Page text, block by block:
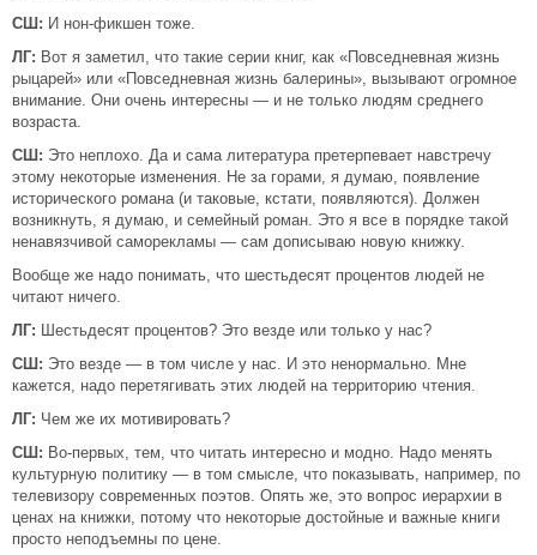
СШ: И нон-фикшен тоже.
ЛГ: Вот я заметил, что такие серии книг, как «Повседневная жизнь
рыцарей» или «Повседневная жизнь балерины», вызывают огромное
внимание. Они очень интересны — и не только людям среднего
возраста.
СШ: Это неплохо. Да и сама литература претерпевает навстречу
этому некоторые изменения. Не за горами, я думаю, появление
исторического романа (и таковые, кстати, появляются). Должен
возникнуть, я думаю, и семейный роман. Это я все в порядке такой
ненавязчивой саморекламы — сам дописываю новую книжку.
Вообще же надо понимать, что шестьдесят процентов людей не
читают ничего.
ЛГ: Шестьдесят процентов? Это везде или только у нас?
СШ: Это везде — в том числе у нас. И это ненормально. Мне
кажется, надо перетягивать этих людей на территорию чтения.
ЛГ: Чем же их мотивировать?
СШ: Во-первых, тем, что читать интересно и модно. Надо менять
культурную политику — в том смысле, что показывать, например, по
телевизору современных поэтов. Опять же, это вопрос иерархии в
ценах на книжки, потому что некоторые достойные и важные книги
просто неподъемны по цене.